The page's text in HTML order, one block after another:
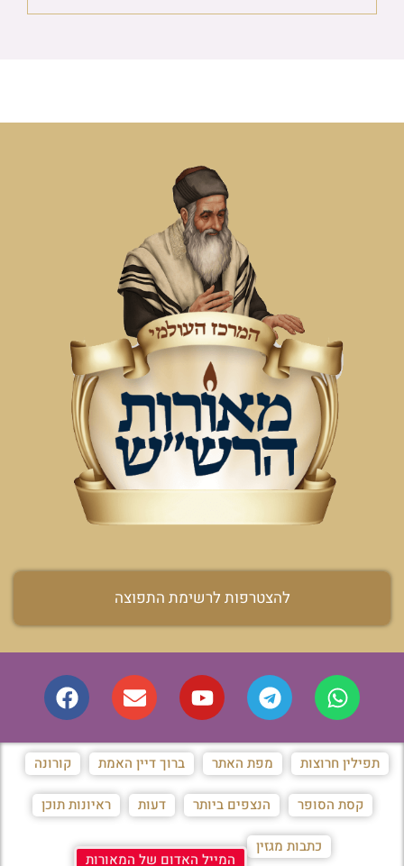
להצטרפות לרשימת התפוצה
תפילין חרוצות מפת האתר ברוך דיין האמת קורונה
קסת הסופר הנצפים ביותר דעות ראיונות תוכן
כתבות מגזין
המייל האדום של המאורות